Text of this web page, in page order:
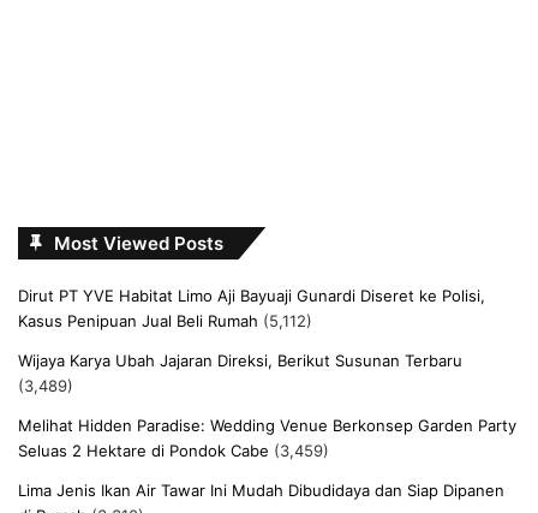
Most Viewed Posts
Dirut PT YVE Habitat Limo Aji Bayuaji Gunardi Diseret ke Polisi,
Kasus Penipuan Jual Beli Rumah (5,112)
Wijaya Karya Ubah Jajaran Direksi, Berikut Susunan Terbaru
(3,489)
Melihat Hidden Paradise: Wedding Venue Berkonsep Garden Party
Seluas 2 Hektare di Pondok Cabe (3,459)
Lima Jenis Ikan Air Tawar Ini Mudah Dibudidaya dan Siap Dipanen